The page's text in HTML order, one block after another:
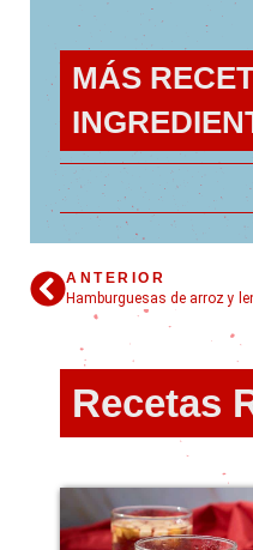
MÁS
ANTERIOR
Hamburguesas de arroz y
Recetas